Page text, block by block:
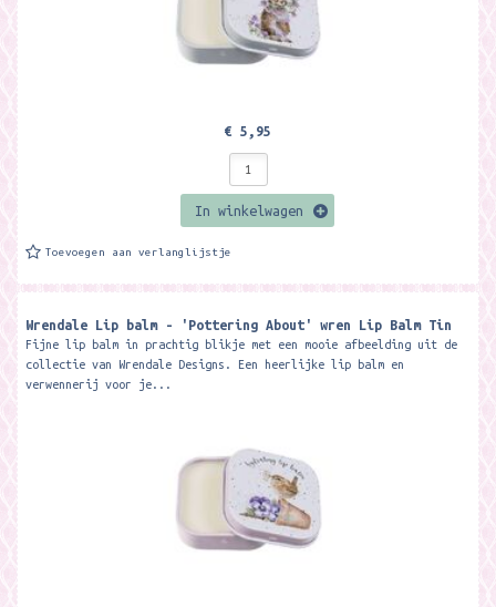
€ 5,95
In winkelwagen
Toevoegen aan verlanglijstje
Wrendale Lip balm - 'Pottering About' wren Lip Balm Tin
Fijne lip balm in prachtig blikje met een mooie afbeelding uit de
collectie van Wrendale Designs. Een heerlijke lip balm en
verwennerij voor je...